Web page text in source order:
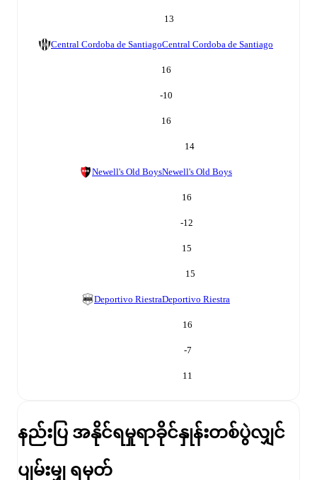
13
Central Cordoba de SantiagoCentral Cordoba de Santiago
16
-10
16
14
Newell's Old BoysNewell's Old Boys
16
-12
15
15
Deportivo RiestraDeportivo Riestra
16
-7
11
နည်းပြ အနိုင်ရမှုရာခိုင်နှုန်းတစ်ပွဲလျှင်
ပျမ်းမျှ ရမှတ်